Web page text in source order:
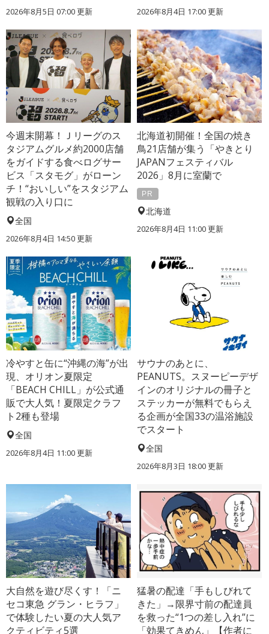
2026年8月5日 07:00 更新 2026年8月4日 17:00 更新
今週末開幕！Ｊリーグのス
タジアムグルメ約2000店舗
をガイドする食べログサー
ビス「スタモグ」がローン
チ！“おいしい”をスタジアム
観戦の入り口に
全国
2026年8月4日 14:50 更新
北海道初開催！全国の焼き
鳥21店舗が集う「やきとり
JAPANフェスティバル
2026」8月に室蘭で
PR
北海道
2026年8月4日 11:00 更新
冷やすと缶に“沖縄の海”が出
現、オリオン夏限定
「BEACH CHILL」が公式通
販で大人気！夏限定クラフ
ト2種も登場
全国
2026年8月4日 11:00 更新
サウナのあとに、
PEANUTS。スヌーピーデザ
インのオリジナルの冊子と
ステッカーが無料でもらえ
る企画が全国33の温浴施設
でスタート
全国
2026年8月3日 18:00 更新
大自然を遊び尽くす！「ニ
セコ東急 グラン・ヒラフ」
で体験したい夏の大人気ア
クティビティ5選
猛暑の配達「手もしびれて
きた」→限界寸前の配達員
を救った“1つの差し入れ”に
「効果てきめん」【作者に